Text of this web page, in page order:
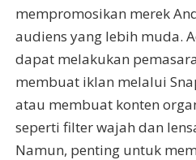
mempromosikan merek
audiens yang lebih muda.
dapat melakukan
membuat iklan melalui
atau membuat konten
seperti filter wajah dan
Namun, penting untuk